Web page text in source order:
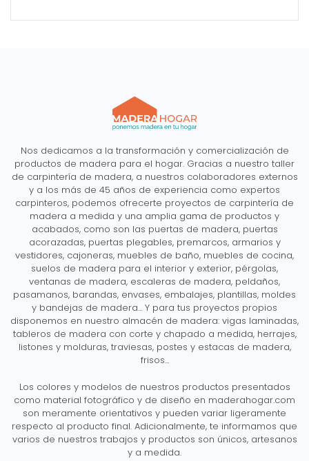
Nos dedicamos a la transformación y comercialización de
productos de madera para el hogar. Gracias a nuestro taller
de carpintería de madera, a nuestros colaboradores externos
y a los más de 45 años de experiencia como expertos
carpinteros, podemos ofrecerte proyectos de carpintería de
madera a medida y una amplia gama de productos y
acabados, como son las puertas de madera, puertas
acorazadas, puertas plegables, premarcos, armarios y
vestidores, cajoneras, muebles de baño, muebles de cocina,
suelos de madera para el interior y exterior, pérgolas,
ventanas de madera, escaleras de madera, peldaños,
pasamanos, barandas, envases, embalajes, plantillas, moldes
y bandejas de madera... Y para tus proyectos propios
disponemos en nuestro almacén de madera: vigas laminadas,
tableros de madera con corte y chapado a medida, herrajes,
listones y molduras, traviesas, postes y estacas de madera,
frisos...
Los colores y modelos de nuestros productos presentados
como material fotográfico y de diseño en maderahogar.com
son meramente orientativos y pueden variar ligeramente
respecto al producto final. Adicionalmente, te informamos que
varios de nuestros trabajos y productos son únicos, artesanos
y a medida.